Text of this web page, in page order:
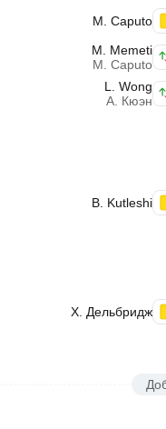
M. Caputo
M. Memeti
M. Caputo
L. Wong
А. Кюэн
B. Kutleshi
Х. Дельбридж